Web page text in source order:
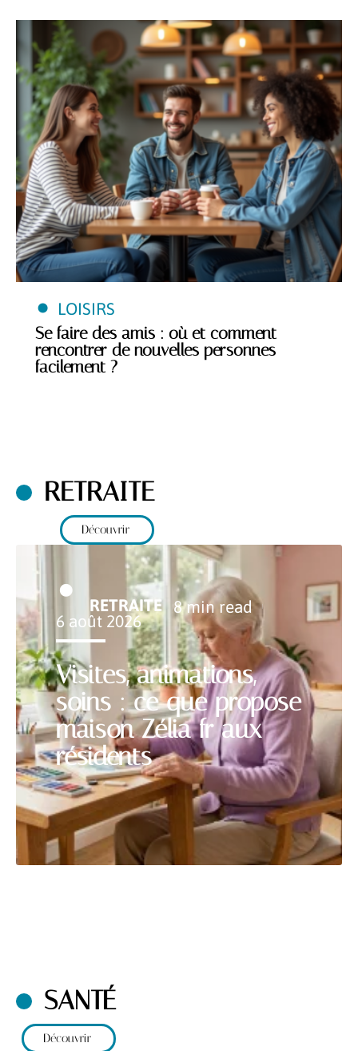
LOISIRS
Se faire des amis : où et comment
rencontrer de nouvelles personnes
facilement ?
RETRAITE
Découvrir
Visites, animations,
soins : ce que propose
maison Zélia fr aux
résidents
RETRAITE 8 min read
6 août 2026
SANTÉ
Découvrir